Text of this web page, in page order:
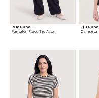
$ 109.900
Pantalón Fluido Tiro Alto
$ 39.900